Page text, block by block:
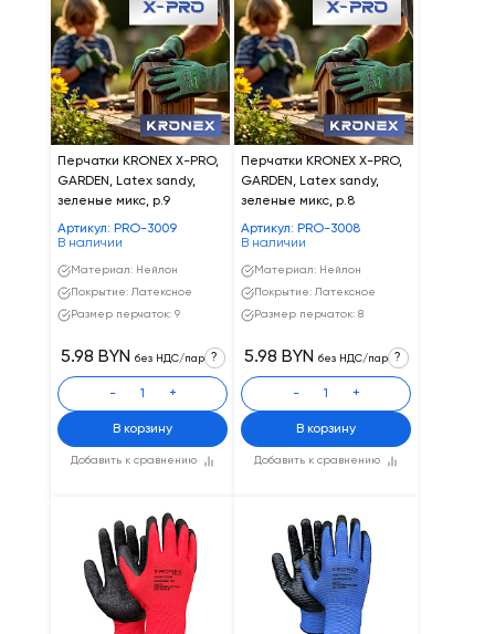
Перчатки KRONEX X-PRO,
GARDEN, Latex sandy,
зеленые микс, р.9
Артикул: PRO-3009
В наличии
Материал: Нейлон
Покрытие: Латексное
Размер перчаток: 9
Добавить к сравнению
5.98 BYN без НДС/пар ?
- +
В корзину
Перчатки KRONEX X-PRO,
GARDEN, Latex sandy,
зеленые микс, р.8
Артикул: PRO-3008
В наличии
Материал: Нейлон
Покрытие: Латексное
Размер перчаток: 8
Добавить к сравнению
5.98 BYN без НДС/пар ?
- +
В корзину